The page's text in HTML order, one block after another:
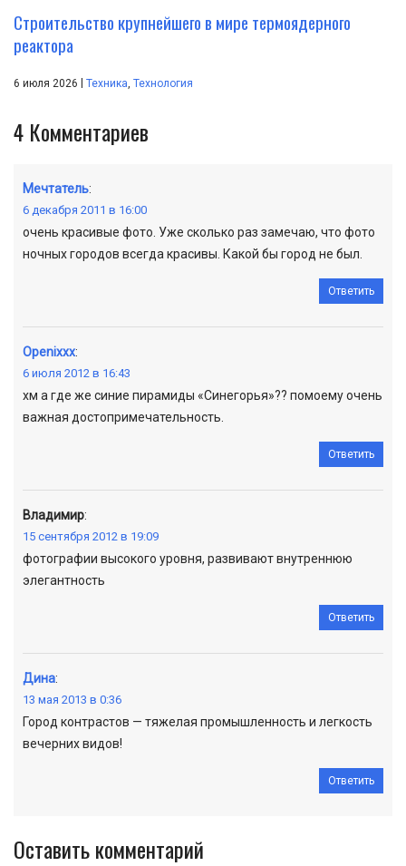
Строительство крупнейшего в мире термоядерного
реактора
6 июля 2026 | Техника Технология
4 Комментариев
Мечтатель:
6 декабря 2011 в 16:00
очень красивые фото. Уже сколько раз замечаю, что фото
ночных городов всегда красивы. Какой бы город не был.
Ответить
Openixxx:
6 июля 2012 в 16:43
хм а где же синие пирамиды «Синегорья»?? помоему очень
важная достопримечательность.
Ответить
Владимир:
15 сентября 2012 в 19:09
фотографии высокого уровня, развивают внутреннюю
элегантность
Ответить
Дина:
13 мая 2013 в 0:36
Город контрастов — тяжелая промышленность и легкость
вечерних видов!
Ответить
Оставить комментарий